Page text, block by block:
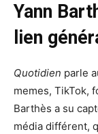
Yann
lien
Quotidien parle
memes, TikTok,
Barthès a su
média différent,